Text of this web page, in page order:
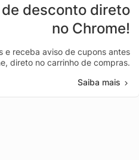
desconto direto
no Chrome!
e receba aviso de cupons antes
direto no carrinho de compras.
Saiba mais